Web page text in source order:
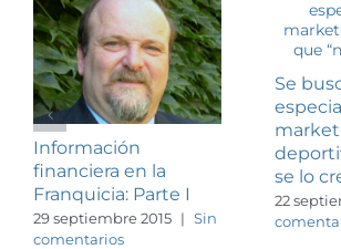
Información
financiera en la
Franquicia: Parte I
29 septiembre 2015 | Sin
comentarios
Se
se lo
22